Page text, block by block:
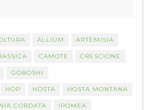
ALLIUM ARTEMISIA
CAMOTE CRESCIONE
GOBOSHI
HOP HOSTA HOSTA MONTANA
CORDATA IPOMEA